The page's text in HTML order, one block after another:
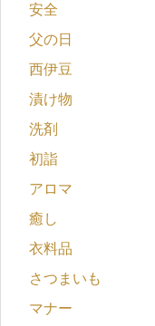
安全
父の日
西伊豆
漬け物
洗剤
初詣
アロマ
癒し
衣料品
さつまいも
マナー